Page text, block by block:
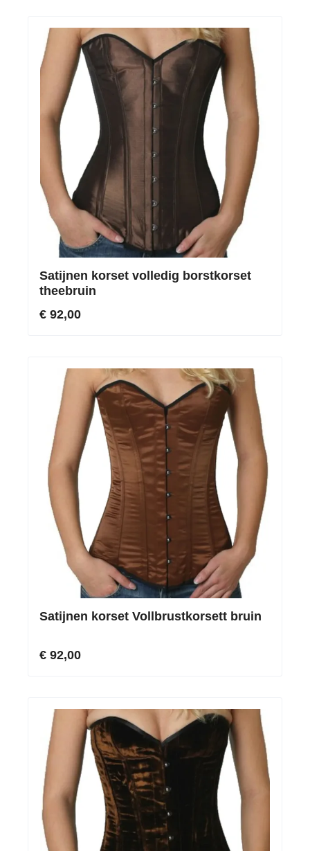
Satijnen korset volledig borstkorset
theebruin
€ 92,00
Satijnen korset Vollbrustkorsett bruin
€ 92,00